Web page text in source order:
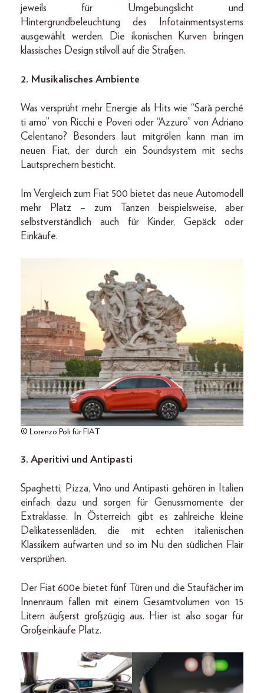
jeweils für Umgebungslicht und
Hintergrundbeleuchtung des Infotainmentsystems
ausgewählt werden. Die ikonischen Kurven bringen
klassisches Design stilvoll auf die Straßen.
2. Musikalisches Ambiente
Was versprüht mehr Energie als Hits wie “Sarà perché
ti amo” von Ricchi e Poveri oder “Azzuro” von Adriano
Celentano? Besonders laut mitgrölen kann man im
neuen Fiat, der durch ein Soundsystem mit sechs
Lautsprechern besticht.
Im Vergleich zum Fiat 500 bietet das neue Automodell
mehr Platz – zum Tanzen beispielsweise, aber
selbstverständlich auch für Kinder, Gepäck oder
Einkäufe.
© Lorenzo Poli für FIAT
3. Aperitivi und Antipasti
Spaghetti, Pizza, Vino und Antipasti gehören in Italien
einfach dazu und sorgen für Genussmomente der
Extraklasse. In Österreich gibt es zahlreiche kleine
Delikatessenläden, die mit echten italienischen
Klassikern aufwarten und so im Nu den südlichen Flair
versprühen.
Der Fiat 600e bietet fünf Türen und die Staufächer im
Innenraum fallen mit einem Gesamtvolumen von 15
Litern äußerst großzügig aus. Hier ist also sogar für
Großeinkäufe Platz.